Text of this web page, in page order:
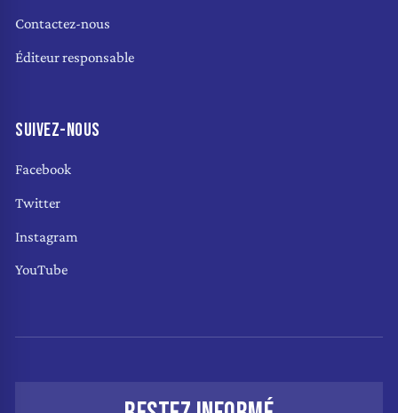
Contactez-nous
Éditeur responsable
SUIVEZ-NOUS
Facebook
Twitter
Instagram
YouTube